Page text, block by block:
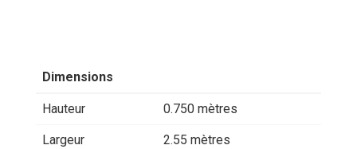
Dimensions
Hauteur 0.750 mètres
Largeur 2.55 mètres